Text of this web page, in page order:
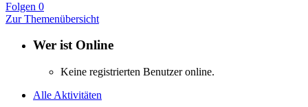
Folgen 0
Zur Themenübersicht
Wer ist Online
Keine registrierten Benutzer online.
Alle Aktivitäten